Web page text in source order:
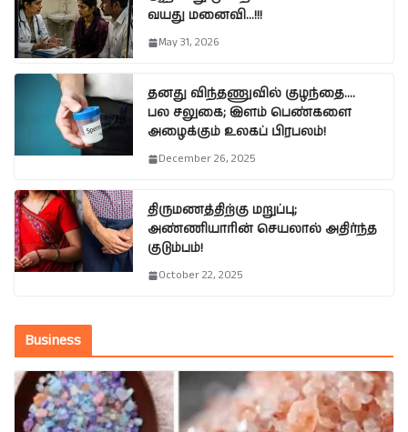
வயது மனைவி…!!!
May 31, 2026
தனது விந்தணுவில் குழந்தை….
பல சலுகை; இளம் பெண்களை
அழைக்கும் உலகப் பிரபலம்!
December 26, 2025
திருமணத்திற்கு மறுப்பு;
அண்ணியாரின் செயலால் அதிர்ந்த
குடும்பம்!
October 22, 2025
Business